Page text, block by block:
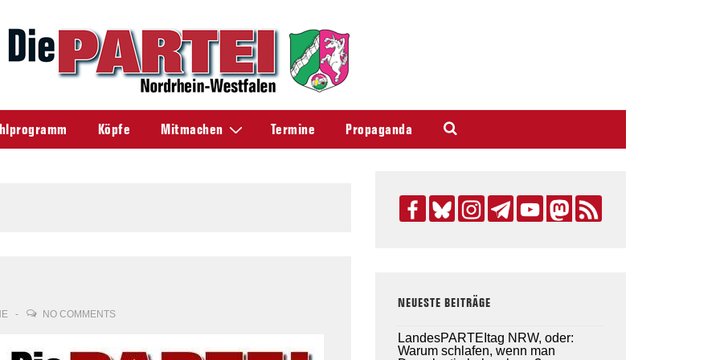
Köpfe Mitmachen Termine Propaganda
NO COMMENTS
NEUESTE BEITRÄGE
LandesPARTEItag NRW, oder:
Warum schlafen, wenn man